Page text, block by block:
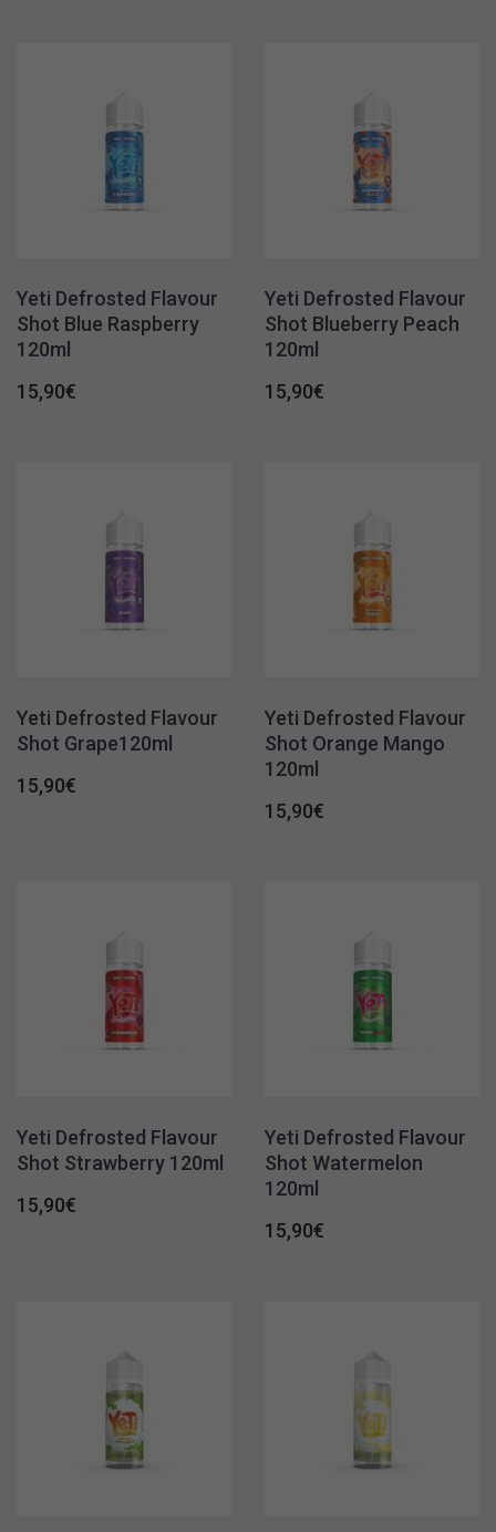
Yeti Defrosted Flavour
Shot Blue Raspberry
120ml
15,90€
Yeti Defrosted Flavour
Shot Blueberry Peach
120ml
15,90€
Yeti Defrosted Flavour
Shot Grape120ml
15,90€
Yeti Defrosted Flavour
Shot Orange Mango
120ml
15,90€
Yeti Defrosted Flavour
Shot Strawberry 120ml
15,90€
Yeti Defrosted Flavour
Shot Watermelon
120ml
15,90€